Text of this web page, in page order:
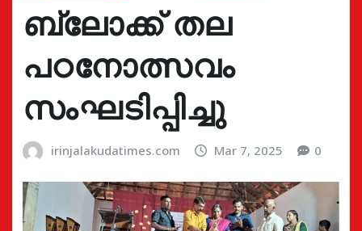
ബ്ലോക്ക് തല
പഠനോത്സവം
സംഘടിപ്പിച്ചു
irinjalakudatimes.com Mar 7, 2025 0